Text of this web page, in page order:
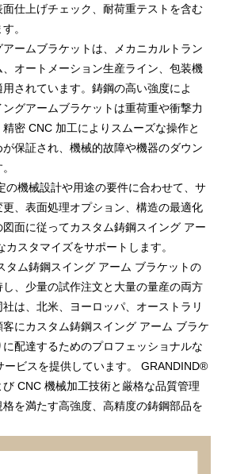
仕上げチェック、耐荷重テストを含む
。
ームブラケットは、メカニカルトラン
オートメーション生産ライン、包装機
されています。鋳鋼の高い強度によ
グアームブラケットは重荷重や衝撃力
密 CNC 加工によりスムーズな操作と
保証され、機械的故障や機器のダウン
の機械設計や用途の要件に合わせて、サ
、表面処理オプション、構造の最適化
面に従ってカスタム鋳鋼スイング アー
カスタマイズをサポートします。
タム鋳鋼スイング アーム ブラケットの
、少量の試作注文と大量の量産の両方
は、北米、ヨーロッパ、オーストラリ
にカスタム鋳鋼スイング アーム ブラケ
配達するためのプロフェッショナルな
ービスを提供しています。 GRANDIND®
CNC 機械加工技術と厳格な品質管理
を満たす高強度、高精度の鋳鋼部品を